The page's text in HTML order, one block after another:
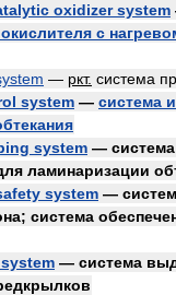
oxidizer system
с
— ркт. система
system — система
system —
ламинаризации
system —
система
— система